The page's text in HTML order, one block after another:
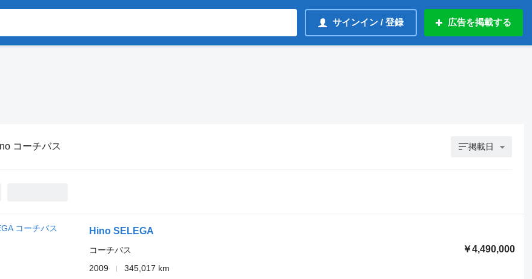
サインイン / 登録 広告を掲載する
コーチバス 掲載日
Hino SELEGA
￥4,490,000
コーチバス
2009
345,017 km